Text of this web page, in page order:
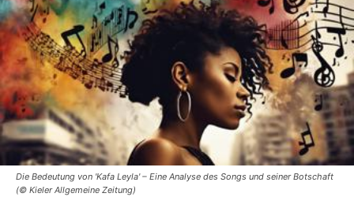
Die Bedeutung von 'Kafa Leyla' – Eine Analyse des Songs und seiner Botschaft
(© Kieler Allgemeine Zeitung)